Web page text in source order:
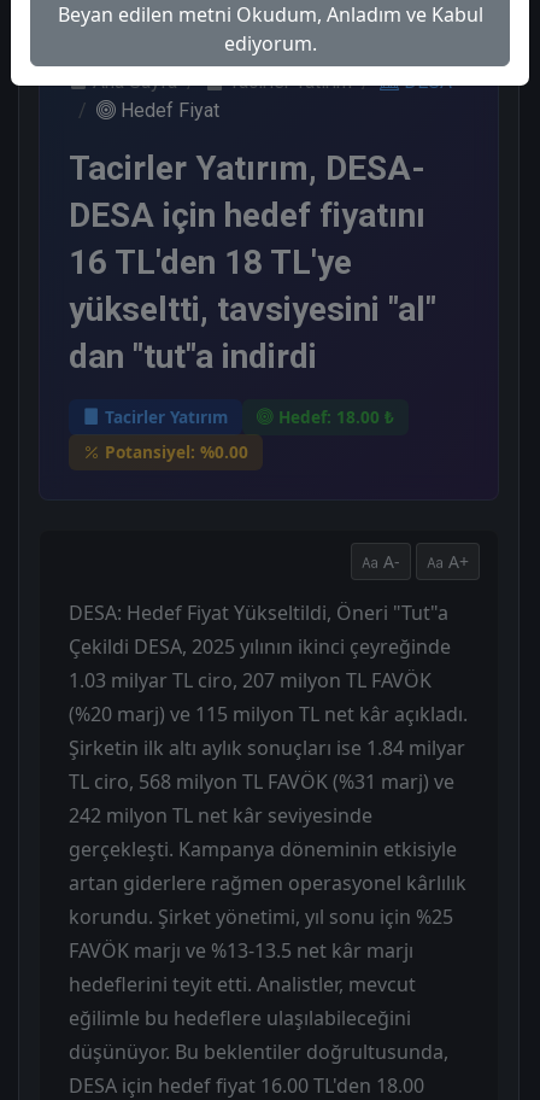
Ana Sayfa Tacirler Yatırım
DESA
Hedef Fiyat
Tacirler Yatırım, DESA-
DESA için hedef fiyatını
16 TL'den 18 TL'ye
yükseltti, tavsiyesini "al"
dan "tut"a indirdi
Tacirler Yatırım
Hedef: 18.00 ₺
Potansiyel: %0.00
A- A+
DESA: Hedef Fiyat Yükseltildi, Öneri "Tut"a
Çekildi DESA, 2025 yılının ikinci çeyreğinde
1.03 milyar TL ciro, 207 milyon TL FAVÖK
(%20 marj) ve 115 milyon TL net kâr açıkladı.
Şirketin ilk altı aylık sonuçları ise 1.84 milyar
TL ciro, 568 milyon TL FAVÖK (%31 marj) ve
242 milyon TL net kâr seviyesinde
gerçekleşti. Kampanya döneminin etkisiyle
artan giderlere rağmen operasyonel kârlılık
korundu. Şirket yönetimi, yıl sonu için %25
FAVÖK marjı ve %13-13.5 net kâr marjı
hedeflerini teyit etti. Analistler, mevcut
eğilimle bu hedeflere ulaşılabileceğini
düşünüyor. Bu beklentiler doğrultusunda,
DESA için hedef fiyat 16.00 TL'den 18.00
Beyan edilen metni Okudum, Anladım ve Kabul
ediyorum.